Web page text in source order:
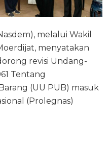
melalui Wakil
menyatakan
revisi Undang-
Tentang
(UU PUB) masuk
(Prolegnas)